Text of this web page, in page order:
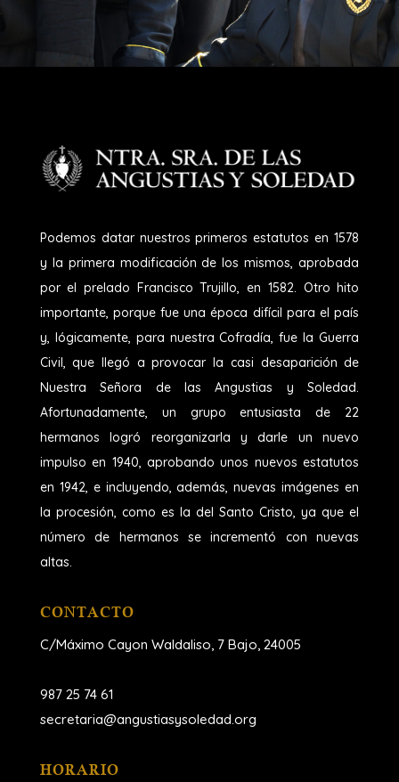
Podemos datar nuestros primeros estatutos en 1578
y la primera modificación de los mismos, aprobada
por el prelado Francisco Trujillo, en 1582. Otro hito
importante, porque fue una época difícil para el país
y, lógicamente, para nuestra Cofradía, fue la Guerra
Civil, que llegó a provocar la casi desaparición de
Nuestra Señora de las Angustias y Soledad.
Afortunadamente, un grupo entusiasta de 22
hermanos logró reorganizarla y darle un nuevo
impulso en 1940, aprobando unos nuevos estatutos
en 1942, e incluyendo, además, nuevas imágenes en
la procesión, como es la del Santo Cristo, ya que el
número de hermanos se incrementó con nuevas
altas.
CONTACTO
C/Máximo Cayon Waldaliso, 7 Bajo, 24005
987 25 74 61
secretaria@angustiasysoledad.org
HORARIO